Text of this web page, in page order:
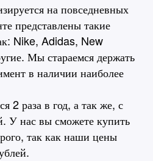
на повседневных
представлены такие
Nike, Adidas, New
Мы стараемся держать
в наличии наиболее
2 раза в год, а так же, с
У нас вы сможете купить
так как наши цены